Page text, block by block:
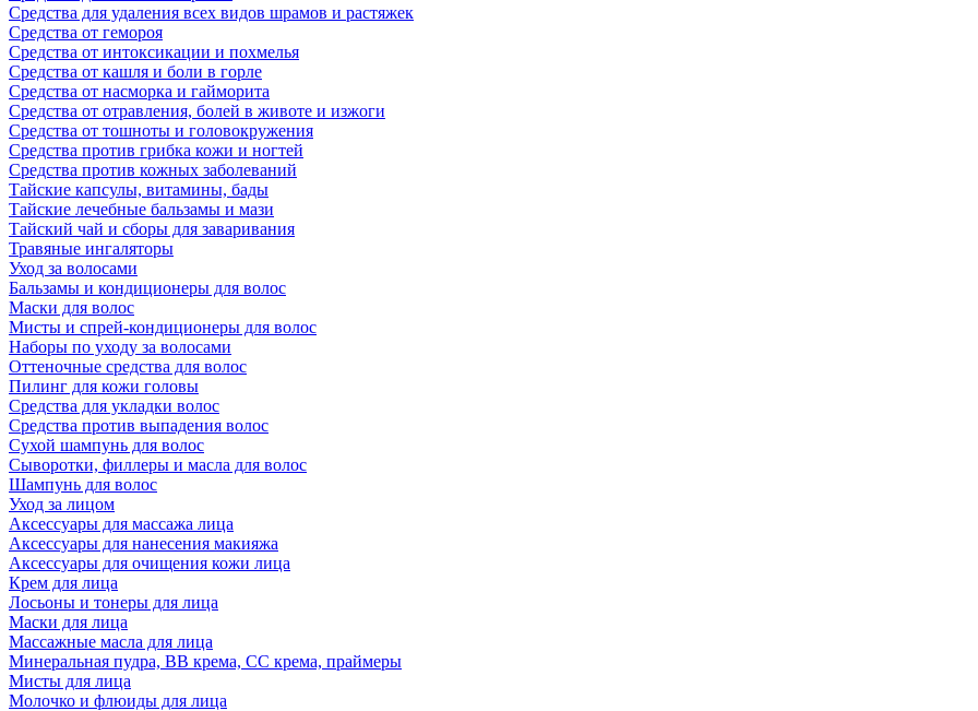
Средства для удаления всех видов шрамов и растяжек
Средства от гемороя
Средства от интоксикации и похмелья
Средства от кашля и боли в горле
Средства от насморка и гайморита
Средства от отравления, болей в животе и изжоги
Средства от тошноты и головокружения
Средства против грибка кожи и ногтей
Средства против кожных заболеваний
Тайские капсулы, витамины, бады
Тайские лечебные бальзамы и мази
Тайский чай и сборы для заваривания
Травяные ингаляторы
Уход за волосами
Бальзамы и кондиционеры для волос
Маски для волос
Мисты и спрей-кондиционеры для волос
Наборы по уходу за волосами
Оттеночные средства для волос
Пилинг для кожи головы
Средства для укладки волос
Средства против выпадения волос
Сухой шампунь для волос
Сыворотки, филлеры и масла для волос
Шампунь для волос
Уход за лицом
Аксессуары для массажа лица
Аксессуары для нанесения макияжа
Аксессуары для очищения кожи лица
Крем для лица
Лосьоны и тонеры для лица
Маски для лица
Массажные масла для лица
Минеральная пудра, BB крема, СС крема, праймеры
Мисты для лица
Молочко и флюиды для лица